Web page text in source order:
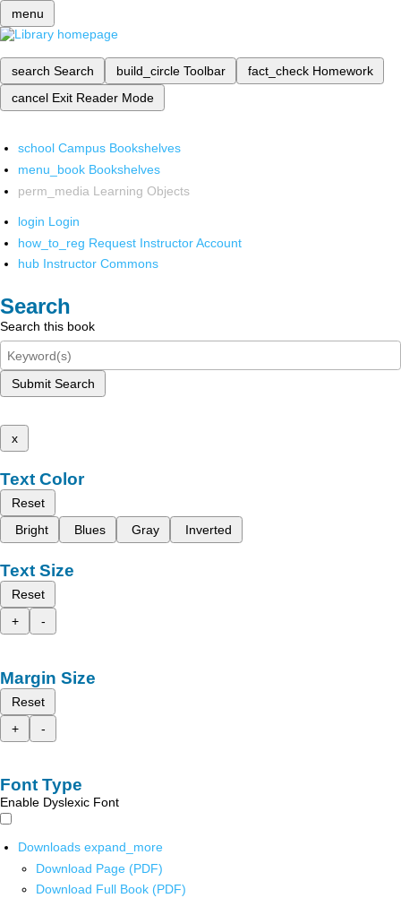
menu
search Search build_circle Toolbar fact_check Homework
cancel Exit Reader Mode
school Campus Bookshelves
menu_book Bookshelves
perm_media Learning Objects
login Login
how_to_reg Request Instructor Account
hub Instructor Commons
Search
Search this book
Submit Search
x
Text Color
Reset
Bright
Blues Gray Inverted
Text Size
Reset
+
-
Margin Size
Reset
+
-
Font Type
Enable Dyslexic Font
Downloads expand_more
Download Page (PDF)
Download Full Book (PDF)